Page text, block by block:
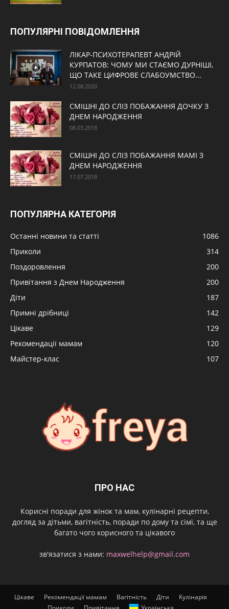
ПОПУЛЯРНІ ПОВІДОМЛЕННЯ
ЛІКАР-ПСИХОТЕРАПЕВТ АНДРІЙ
КУРПАТОВ: ЧОМУ МИ СТАЄМО ДУРНІШІ,
ЩО ТАКЕ ЦИФРОВЕ СЛАБОУМСТВО...
12.08.2020
СМІШНІ ДО СЛІЗ ПОБАЖАННЯ ДОЧКУ З
ДНЕМ НАРОДЖЕННЯ
08.03.2018
СМІШНІ ДО СЛІЗ ПОБАЖАННЯ МАМІ З
ДНЕМ НАРОДЖЕННЯ
17.07.2018
ПОПУЛЯРНА КАТЕГОРІЯ
Останні новини та статті
1086
Приколи
314
Поздоровлення
200
Привітання з Днем Народження
200
Діти
187
Примні дрібниці
142
Цікаве
129
Рекомендації мамам
120
Майстер-клас
107
ПРО НАС
Корисні поради для жінок та мам, кулінарні рецепти,
догляд за дітьми, вагітність, поради по дому та сімї, та ще
багато чого корисного та цікавого
зв'язатися з нами: maxwelhelp@gmail.com
Цікаве Рекомендації мамам Вагітність Діти
Кулінарія